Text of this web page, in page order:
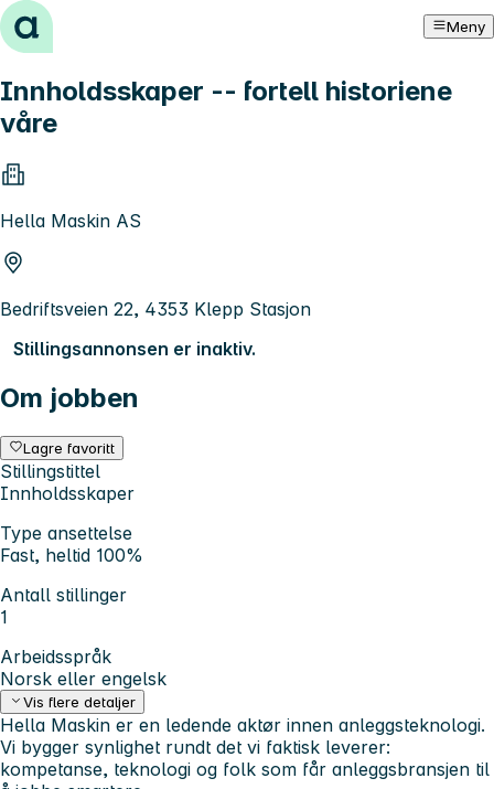
Hopp til innhold Meny
Innholdsskaper -- fortell historiene
våre
Hella Maskin AS
Bedriftsveien 22, 4353 Klepp Stasjon
Stillingsannonsen er inaktiv.
Om jobben
Lagre favoritt
Stillingstittel
Innholdsskaper
Type ansettelse
Fast, heltid 100%
Antall stillinger
1
Arbeidsspråk
Norsk eller engelsk
Vis flere detaljer
Hella Maskin er en ledende aktør innen anleggsteknologi.
Vi bygger synlighet rundt det vi faktisk leverer:
kompetanse, teknologi og folk som får anleggsbransjen til